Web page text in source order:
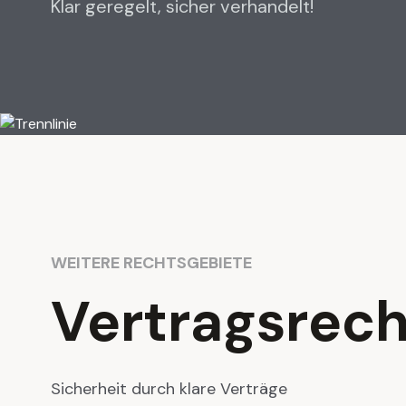
Klar geregelt, sicher verhandelt!
WEITERE RECHTSGEBIETE
Sicherheit durch klare Verträge